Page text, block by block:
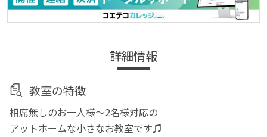
詳細情報
教室の特徴
相席無しのお一人様〜2名様対応の
アットホームな小さなお教室です♫